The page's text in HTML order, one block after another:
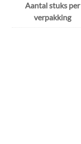
Aantal stuks per
verpakking